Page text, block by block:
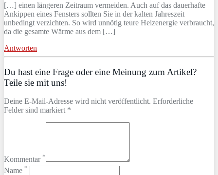
[…] einen längeren Zeitraum vermeiden. Auch auf das dauerhafte
Ankippen eines Fensters sollten Sie in der kalten Jahreszeit
unbedingt verzichten. So wird unnötig teure Heizenergie verbraucht,
da die gesamte Wärme aus dem […]
Antworten
Du hast eine Frage oder eine Meinung zum Artikel?
Teile sie mit uns!
Deine E-Mail-Adresse wird nicht veröffentlicht. Erforderliche
Felder sind markiert *
Kommentar *
Name *